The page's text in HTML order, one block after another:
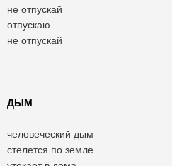
не отпускай
отпускаю
не отпускай
ДЫМ
человеческий дым
стелется по земле